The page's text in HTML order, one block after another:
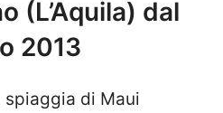
(L’Aquila) dal
2013
spiaggia di Maui